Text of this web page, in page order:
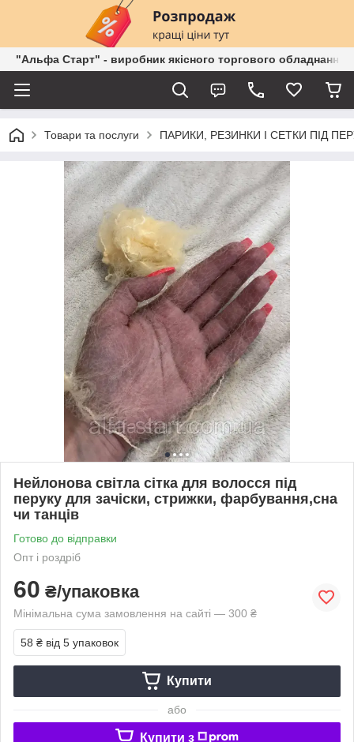
"Альфа Старт" - виробник якісного торгового обладнання
Товари та послуги ПАРИКИ, РЕЗИНКИ І СЕТКИ ПІД
Нейлонова світла сітка для волосся під
перуку для зачіски, стрижки, фарбування,сна
чи танців
Готово до відправки
Опт і роздріб
60 ₴/упаковка
Мінімальна сума замовлення на сайті — 300 ₴
58 ₴ від 5 упаковок
Купити
або
Купити з